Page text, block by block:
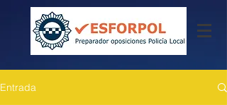
Entrada